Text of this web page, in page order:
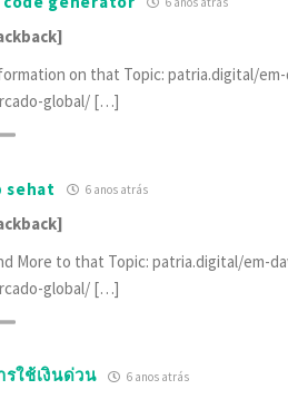
on that Topic: patria.digital/
global/ […]
sehat 6 anos atrás
More to that Topic: patria.digital/em-
global/ […]
รใช้เงินด่วน 6 anos atrás